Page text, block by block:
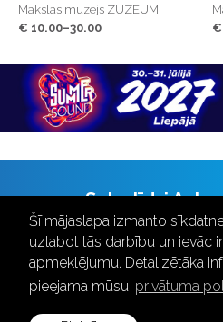
Šī mājaslapa izmanto
uzlabot tās darbību un ievāc
apmeklējumu. Detalizētāka
pieejama mūsu privātuma
Mākslas muzejs ZUZEUM
€ 10.00–30.00
€
Seko līdzi